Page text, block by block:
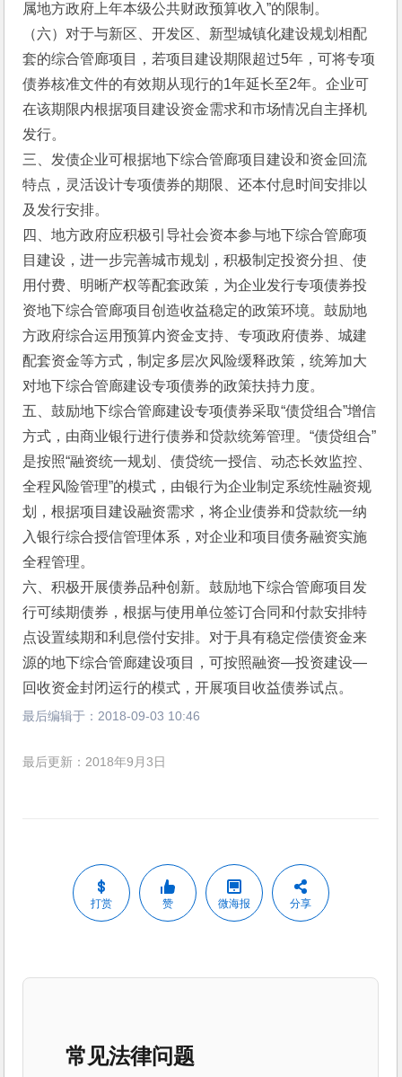
属地方政府上年本级公共财政预算收入”的限制。
（六）对于与新区、开发区、新型城镇化建设规划相配
套的综合管廊项目，若项目建设期限超过5年，可将专项
债券核准文件的有效期从现行的1年延长至2年。企业可
在该期限内根据项目建设资金需求和市场情况自主择机
发行。
三、发债企业可根据地下综合管廊项目建设和资金回流
特点，灵活设计专项债券的期限、还本付息时间安排以
及发行安排。
四、地方政府应积极引导社会资本参与地下综合管廊项
目建设，进一步完善城市规划，积极制定投资分担、使
用付费、明晰产权等配套政策，为企业发行专项债券投
资地下综合管廊项目创造收益稳定的政策环境。鼓励地
方政府综合运用预算内资金支持、专项政府债券、城建
配套资金等方式，制定多层次风险缓释政策，统筹加大
对地下综合管廊建设专项债券的政策扶持力度。
五、鼓励地下综合管廊建设专项债券采取“债贷组合”增信
方式，由商业银行进行债券和贷款统筹管理。“债贷组合”
是按照“融资统一规划、债贷统一授信、动态长效监控、
全程风险管理”的模式，由银行为企业制定系统性融资规
划，根据项目建设融资需求，将企业债券和贷款统一纳
入银行综合授信管理体系，对企业和项目债务融资实施
全程管理。
六、积极开展债券品种创新。鼓励地下综合管廊项目发
行可续期债券，根据与使用单位签订合同和付款安排特
点设置续期和利息偿付安排。对于具有稳定偿债资金来
源的地下综合管廊建设项目，可按照融资—投资建设—
回收资金封闭运行的模式，开展项目收益债券试点。
最后编辑于： 2018-09-03 10:46
最后更新：2018年9月3日
打赏 赞 微海报 分享
常见法律问题